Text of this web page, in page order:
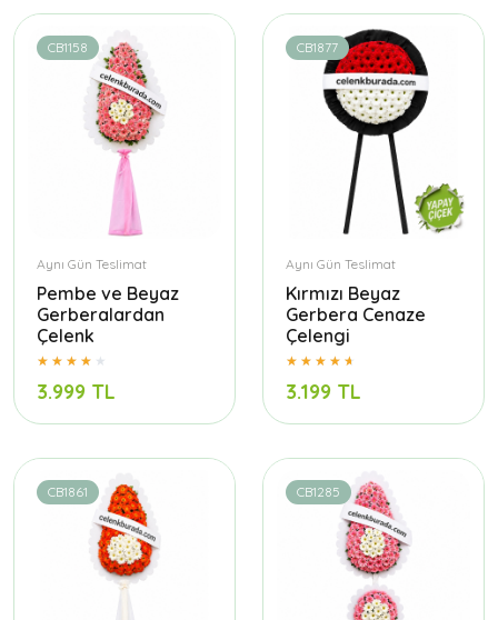
CB1158
Aynı Gün Teslimat
Pembe ve Beyaz
Gerberalardan
Çelenk
3.999 TL
CB1877
Aynı Gün Teslimat
Kırmızı Beyaz
Gerbera Cenaze
Çelengi
3.199 TL
CB1861 CB1285